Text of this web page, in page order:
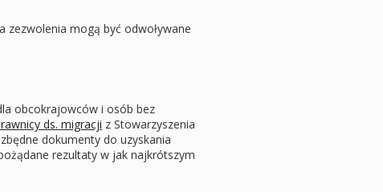
zezwolenia mogą być odwoływane
obcokrajowców i osób bez
ds. migracji z Stowarzyszenia
dokumenty do uzyskania
rezultaty w jak najkrótszym